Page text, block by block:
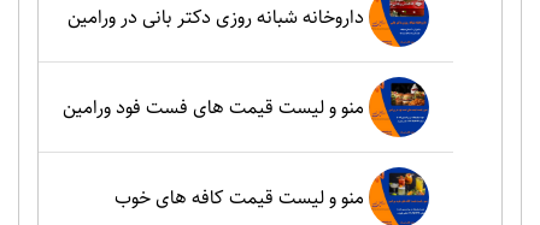
داروخانه شبانه روزی دکتر بانی در ورامین
منو و لیست قیمت های فست فود ورامین
منو و لیست قیمت کافه های خوب